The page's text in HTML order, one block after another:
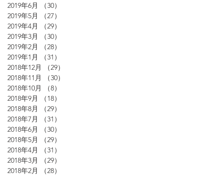
2019年6月
（30）
2019年5月
（27）
2019年4月
（29）
2019年3月
（30）
2019年2月
（28）
2019年1月
（31）
2018年12月
（29）
2018年11月
（30）
2018年10月
（8）
2018年9月
（18）
2018年8月
（29）
2018年7月
（31）
2018年6月
（30）
2018年5月
（29）
2018年4月
（31）
2018年3月
（29）
2018年2月
（28）